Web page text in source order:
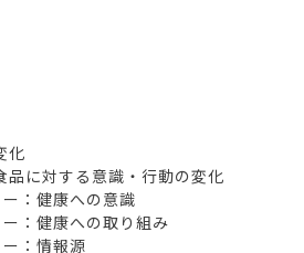
化
に対する意識・行動の変化
：健康への意識
：健康への取り組み
：情報源